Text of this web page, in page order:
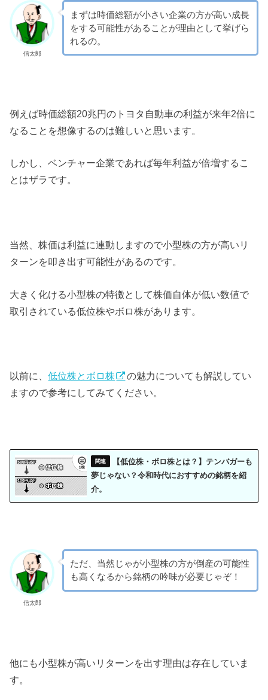
信太郎
まずは時価総額が小さい企業の方が高い成長
をする可能性があることが理由として挙げら
れるの。
例えば時価総額20兆円のトヨタ自動車の利益が来年2倍に
なることを想像するのは難しいと思います。
しかし、ベンチャー企業であれば毎年利益が倍増するこ
とはザラです。
当然、株価は利益に連動しますので小型株の方が高いリ
ターンを叩き出す可能性があるのです。
大きく化ける小型株の特徴として株価自体が低い数値で
取引されている低位株やボロ株があります。
以前に、低位株とボロ株
の魅力についても解説してい
ますので参考にしてみてください。
【低位株・ボロ株とは？】テンバガーも
夢じゃない？令和時代におすすめの銘柄を紹
介。
信太郎
ただ、当然じゃが小型株の方が倒産の可能性
も高くなるから銘柄の吟味が必要じゃぞ！
他にも小型株が高いリターンを出す理由は存在していま
す。